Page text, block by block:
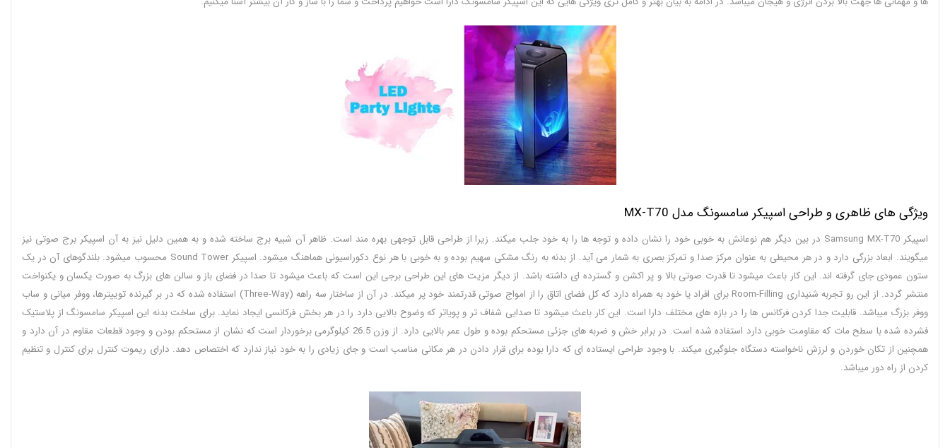
ویژگی های ظاهری و طراحی اسپیکر سامسونگ مدل MX-T70
اسپیکر Samsung MX-T70 در بین دیگر هم نوعانش به خوبی خود را نشان داده و توجه ها را به خود جلب میکند. زیرا از طراحی قابل توجهی بهره مند است. ظاهر آن شبیه برج ساخته شده و به همین دلیل نیز به آن اسپیکر برج صوتی نیز
میگویند. ابعاد بزرگی دارد و در هر محیطی به عنوان مرکز صدا و تمرکز بصری به شمار می آید. از بدنه به رنگ مشکی سهیم بوده و به خوبی با هر نوع دکوراسیونی هماهنگ میشود. اسپیکر Sound Tower محسوب میشود. بلندگوهای آن در یک
ستون عمودی جای گرفته اند. این کار باعث میشود تا قدرت صوتی بالا و پر اکشن و گسترده ای داشته باشد. از دیگر مزیت های این طراحی برجی این است که باعث میشود تا صدا در فضای باز و سالن های بزرگ به صورت یکسان و یکنواخت
منتشر گردد. از این رو تجربه شنیداری Room-Filling برای افراد یا خود به همراه دارد که کل فضای اتاق را از امواج صوتی قدرتمند خود پر میکند. در آن از ساختار سه راهه (Three-Way) استفاده شده که در بر گیرنده توییترها، ووفر میانی و ساب
ووفر بزرگ میباشد. قابلیت جدا کردن فرکانس ها را در بازه های مختلف دارا است. این کار باعث میشود تا صدایی شفاف تر و پویاتر که وضوح بالایی دارد را در هر بخش فرکانسی ایجاد نماید. برای ساخت بدنه این اسپیکر سامسونگ از پلاستیک
فشرده شده با سطح مات که مقاومت خوبی دارد استفاده شده است. در برابر خش و ضربه های جزئی مستحکم بوده و طول عمر بالایی دارد. از وزن 26.5 کیلوگرمی برخوردار است که نشان از مستحکم بودن و وجود قطعات مقاوم در آن دارد و
همچنین از تکان خوردن و لرزش ناخواسته دستگاه جلوگیری میکند. با وجود طراحی ایستاده ای که دارا بوده برای قرار دادن در هر مکانی مناسب است و جای زیادی را به خود نیاز ندارد که اختصاص دهد. دارای ریموت کنترل برای کنترل و تنظیم
کردن از راه دور میباشد.